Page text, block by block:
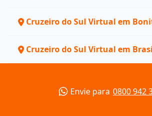
Cruzeiro do Sul Virtual em
Cruzeiro do Sul Virtual em
Envie para 0800 942